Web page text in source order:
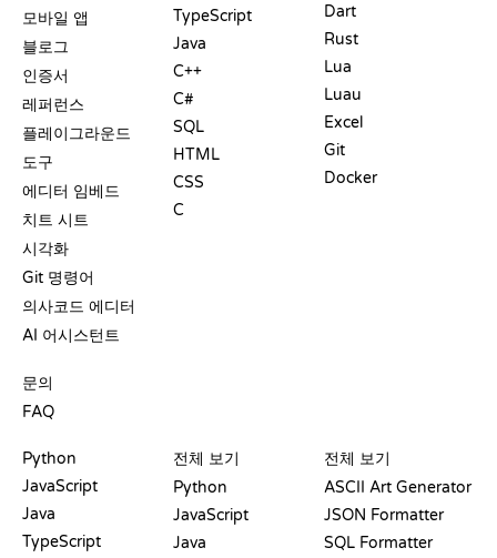
모바일 앱
블로그
인증서
레퍼런스
플레이그라운드
도구
에디터 임베드
치트 시트
시각화
Git 명령어
의사코드 에디터
AI 어시스턴트
문의
FAQ
TypeScript
Java
C++
C#
SQL
HTML
CSS
C
Dart
Rust
Lua
Luau
Excel
Git
Docker
Python
JavaScript
Java
TypeScript
전체 보기
Python
JavaScript
Java
전체 보기
ASCII Art Generator
JSON Formatter
SQL Formatter